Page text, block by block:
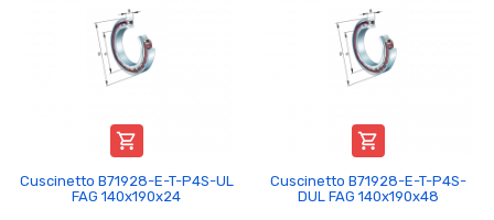

Cuscinetto B71928-E-T-P4S-UL
FAG 140x190x24

Cuscinetto B71928-E-T-P4S-
DUL FAG 140x190x48